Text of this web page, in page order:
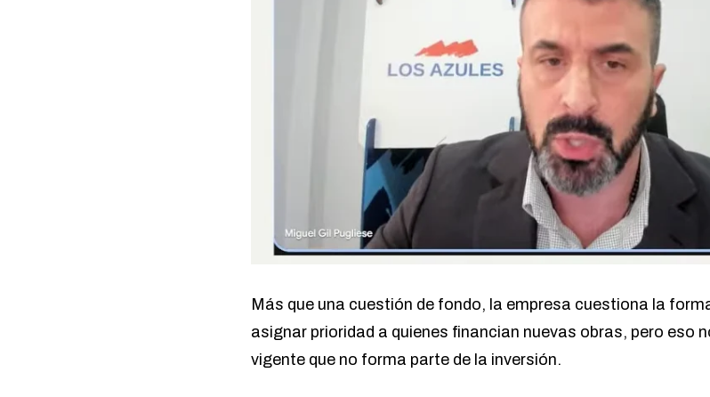
Más que una cuestión de fondo, la empresa cuestiona la
asignar prioridad a quienes financian nuevas obras, pero eso
vigente que no forma parte de la inversión.